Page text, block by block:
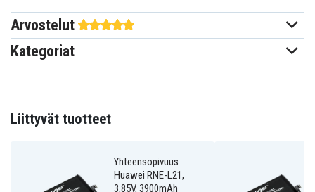
Korvaa: HB436486ECW
Yhteensopiva:
Huawei BLA-AL00
Huawei BLA-L09
Huawei CLT-AL00
Huawei CLT-L04
Huawei CLT-L04C
Arvostelut
Kategoriat
Liittyvät tuotteet
Yhteensopivuus
Huawei RNE-L21,
3,85V, 3900mAh